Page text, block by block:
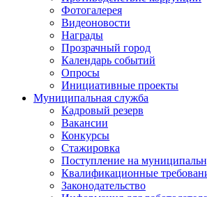
Фотогалерея
Видеоновости
Награды
Прозрачный город
Календарь событий
Опросы
Инициативные проекты
Муниципальная служба
Кадровый резерв
Вакансии
Конкурсы
Стажировка
Поступление на
Квалификационные
Законодательство